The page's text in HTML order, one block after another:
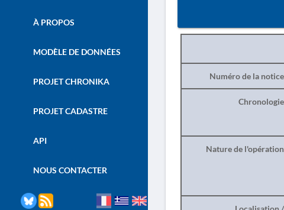
À PROPOS
MODÈLE DE DONNÉES
PROJET CHRONIKA
PROJET CADASTRE
API
NOUS CONTACTER
Numéro de la notice
Chronologie
Nature de l'opération